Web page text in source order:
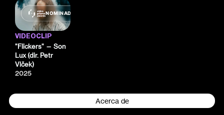
Acerca de
NOMINADO
VIDEOCLIP
"Flickers" — Son
Lux (dir. Petr
Vlček)
2025